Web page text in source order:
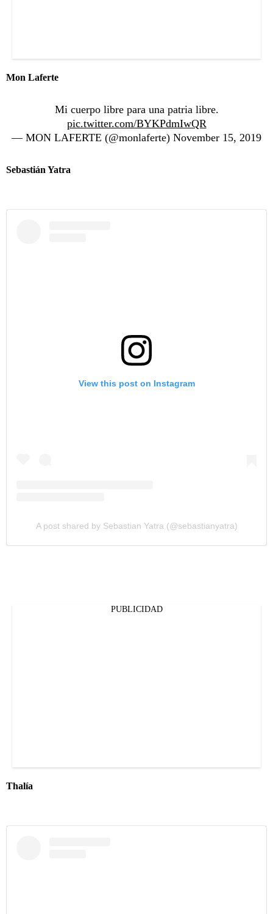
Mon Laferte
Mi cuerpo libre para una patria libre.
pic.twitter.com/BYKPdmIwQR
— MON LAFERTE (@monlaferte) November 15, 2019
Sebastián Yatra
View this post on Instagram
A post shared by Sebastian Yatra (@sebastianyatra)
PUBLICIDAD
Thalía